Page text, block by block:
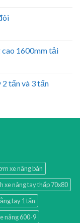
cao 1600mm tải
tấn và 3 tấn
xe nâng bàn
xe nâng tay thấp 70x80
tay 1 tấn
nâng 600-9